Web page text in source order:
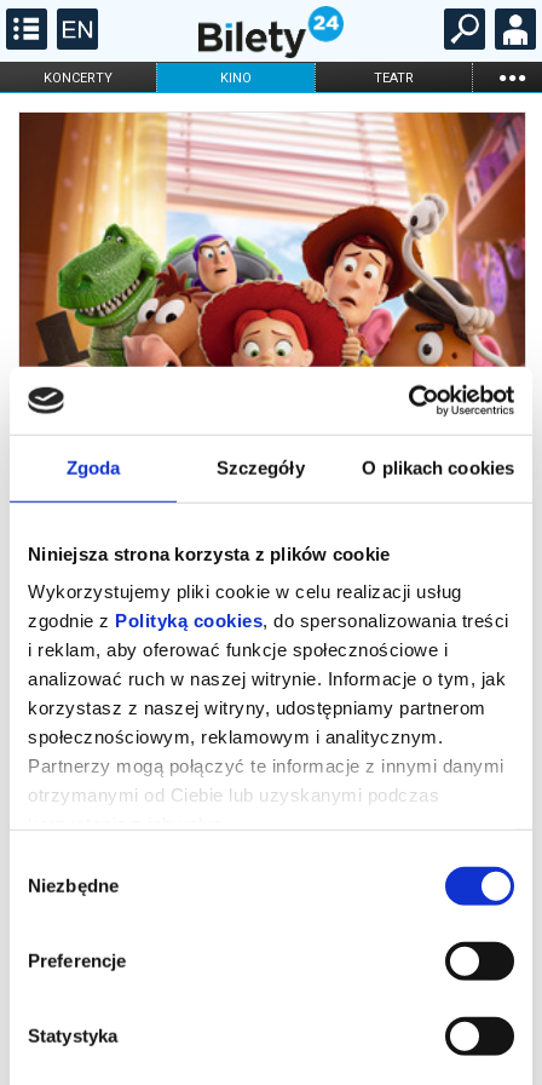
Zgoda Szczegóły O plikach cookies
Niniejsza strona korzysta z plików cookie
Wykorzystujemy pliki cookie w celu realizacji usług
zgodnie z Polityką cookies, do spersonalizowania treści
i reklam, aby oferować funkcje społecznościowe i
analizować ruch w naszej witrynie. Informacje o tym, jak
korzystasz z naszej witryny, udostępniamy partnerom
społecznościowym, reklamowym i analitycznym.
Partnerzy mogą połączyć te informacje z innymi danymi
otrzymanymi od Ciebie lub uzyskanymi podczas
zgody
Niezbędne
Preferencje
Statystyka
KONCERTY KINO TEATR ...
FILHARMONIA OPERA I BALET
STAND-UP
ONLINE KARNETY
Toy Story 5
Zabawki powracają w filmie Disneya i Pixara „Toy Story 5”, w
przychodzi im zmierzyć się z zupełnie nowym zagrożeniem.